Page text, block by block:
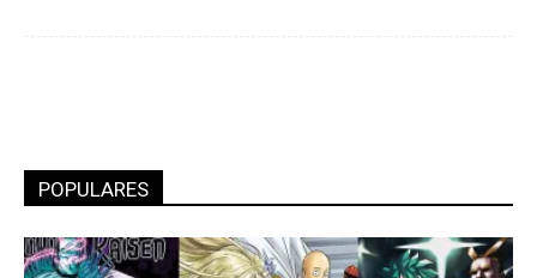
POPULARES